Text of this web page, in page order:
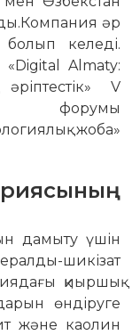
әр
келеді.
Almaty:
V
форумы
жоба»
дамыту үшін
шикізат
қиыршық
өндіруге
және каолин